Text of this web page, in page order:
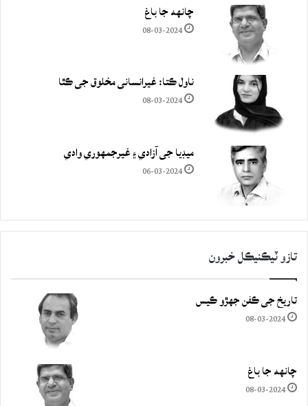
چانهه جا باغ
08-03-2024
ناول ڪتا: غيرانساني مخلوق جي ڪٿا
08-03-2024
ميڊيا جي آزادي ۽ غيرجمھوري وادي
06-03-2024
تازو ٽيڪنيڪل خبرون
تاريخ جي ڪفن جھڙو ڪيس
08-03-2024
چانهه جا باغ
08-03-2024